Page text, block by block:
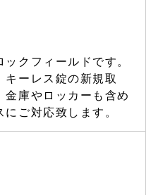
クフィールドです。
キーレス錠の新規取
庫やロッカーも含め
ご対応致します。